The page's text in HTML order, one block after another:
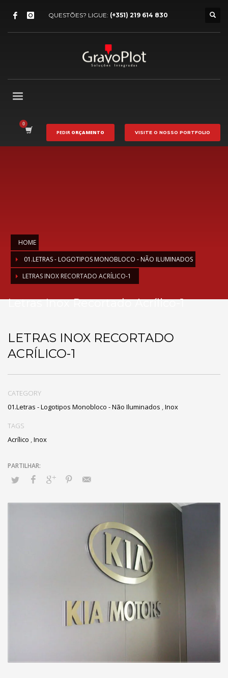
QUESTÕES? LIGUE: (+351) 219 614 830
PEDIR ORÇAMENTO VISITE O NOSSO PORTFOLIO
HOME
01.LETRAS - LOGOTIPOS MONOBLOCO - NÃO ILUMINADOS
LETRAS INOX RECORTADO ACRÍLICO-1
Letras Inox Recortado Acrílico-1
LETRAS INOX RECORTADO
ACRÍLICO-1
CATEGORY
01.Letras - Logotipos Monobloco - Não Iluminados ,Inox
TAGS
Acrílico ,Inox